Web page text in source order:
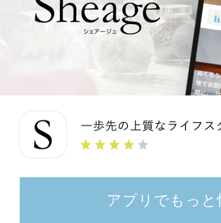
アプリでもっと